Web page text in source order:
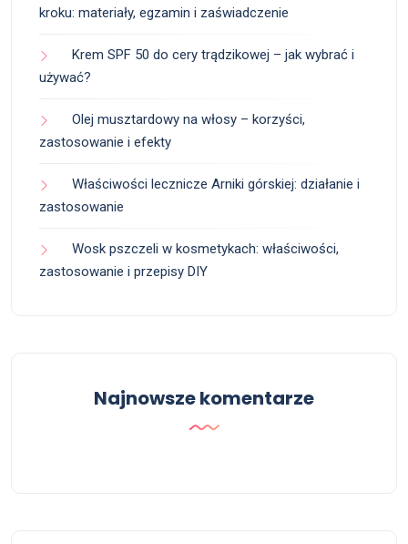
kroku: materiały, egzamin i zaświadczenie
Krem SPF 50 do cery trądzikowej – jak wybrać i
używać?
Olej musztardowy na włosy – korzyści,
zastosowanie i efekty
Właściwości lecznicze Arniki górskiej: działanie i
zastosowanie
Wosk pszczeli w kosmetykach: właściwości,
zastosowanie i przepisy DIY
Najnowsze komentarze